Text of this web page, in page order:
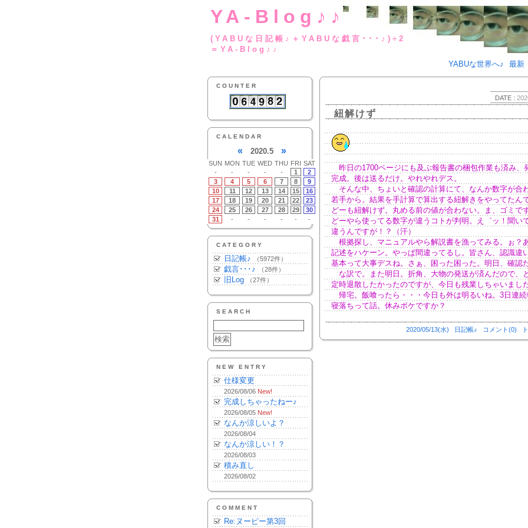
YA-Blog♪♪
(YABUな日記帳♪＋YABUな戯言･･
＝YA-Blog♪♪
YABUな世界へ♪
最新
COUNTER
CALENDAR
« 2020.5 »
SUN MON TUE WED THU FRI SAT
-
- - - - 1
2
3
4 5 6 7 8
9
10
11 12 13 14 15
16
17
18 19 20 21 22
23
24
25 26 27 28 29
30
31
- - - - - -
CATEGORY
日記帳♪ （5972件）
戯言･･･♪ （28件）
旧Log （27件）
SEARCH
NEW ENTRY
仕様変更
2026/08/06 New!
完成しちゃったねー♪
2026/08/05 New!
なんか涼しいよ？
2026/08/04
なんか涼しい！？
2026/08/03
積み直し
2026/08/02
COMMENT
Re:ヌーピー第3回
DATE :
紐解けず
昨日の1700ページにも及ぶ報告書の梱包作業も済み、
完成。後は送るだけ。やれやれデス。
そんな中、ちょいと確認の計算にて、なんか数字が合
若手から。結果を手計算で算出する紐解きをやってたん
どーも紐解けず。丸める前の値が合わない。ま、ゴミです
どーやら使ってる数字が違うコトが判明。え゛ッ！聞い
違うんですが！？（汗）
根拠探し、マニュアルやら解説書を漁ってみる。ぉ？
記述をハケーン。やっぱ間違ってるし。皆さん、認識違
基本って大事デスね。さぁ、困った困った。明日、確認だ
な訳で。また明日。折角、大物の発送が済んだので、
定時退散したかったのですが、今日も残業しちゃいました
帰宅。飯喰ったら・・・今日も外は明るいね。3日連
寝落ちって話。休みボケですか？
2020/05/13(水) 日記帳♪ コメント(0)